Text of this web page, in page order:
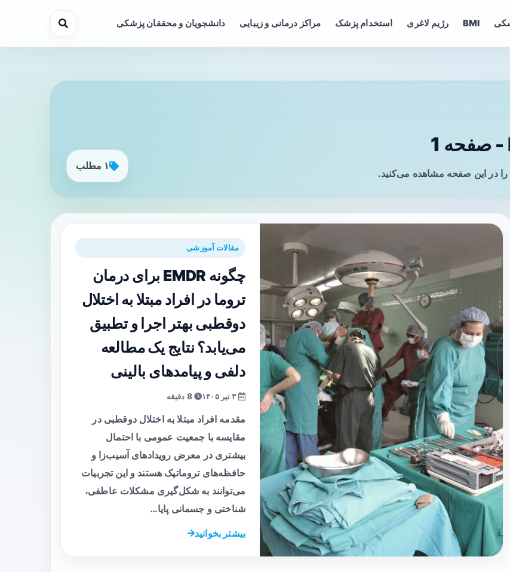
BMI رژیم لاغری استخدام پزشک مراکز درمانی و زیبایی دانشجویان و محققان پزشکی
۱ مطلب
مقالات آموزشی
چگونه EMDR برای درمان
تروما در افراد مبتلا به اختلال
دوقطبی بهتر اجرا و تطبیق
می‌یابد؟ نتایج یک مطالعه
دلفی و پیامدهای بالینی
8 دقیقه
مقدمه افراد مبتلا به اختلال دوقطبی در
مقایسه با جمعیت عمومی با احتمال
بیشتری در معرض رویدادهای آسیب‌زا و
حافظه‌های تروماتیک هستند و این تجربیات
می‌توانند به شکل‌گیری مشکلات عاطفی،
شناختی و جسمانی پایا…
بیشتر بخوانید